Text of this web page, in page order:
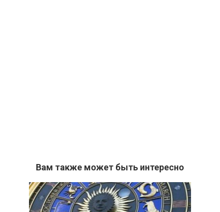
Вам также может быть интересно